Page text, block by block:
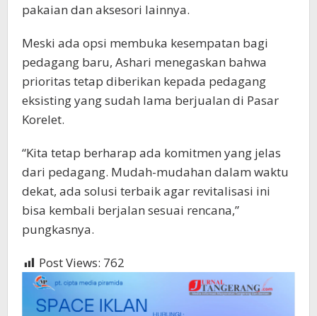
pakaian dan aksesori lainnya.
Meski ada opsi membuka kesempatan bagi
pedagang baru, Ashari menegaskan bahwa
prioritas tetap diberikan kepada pedagang
eksisting yang sudah lama berjualan di Pasar
Korelet.
“Kita tetap berharap ada komitmen yang jelas
dari pedagang. Mudah-mudahan dalam waktu
dekat, ada solusi terbaik agar revitalisasi ini
bisa kembali berjalan sesuai rencana,”
pungkasnya.
Post Views: 762